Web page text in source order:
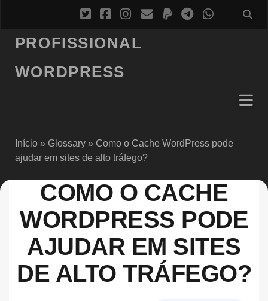
PROFISSIONAL
WORDPRESS
Início» Glossary» Como o Cache WordPress pode
ajudar em sites de alto tráfego?
COMO O CACHE
WORDPRESS PODE
AJUDAR EM SITES
DE ALTO TRÁFEGO?